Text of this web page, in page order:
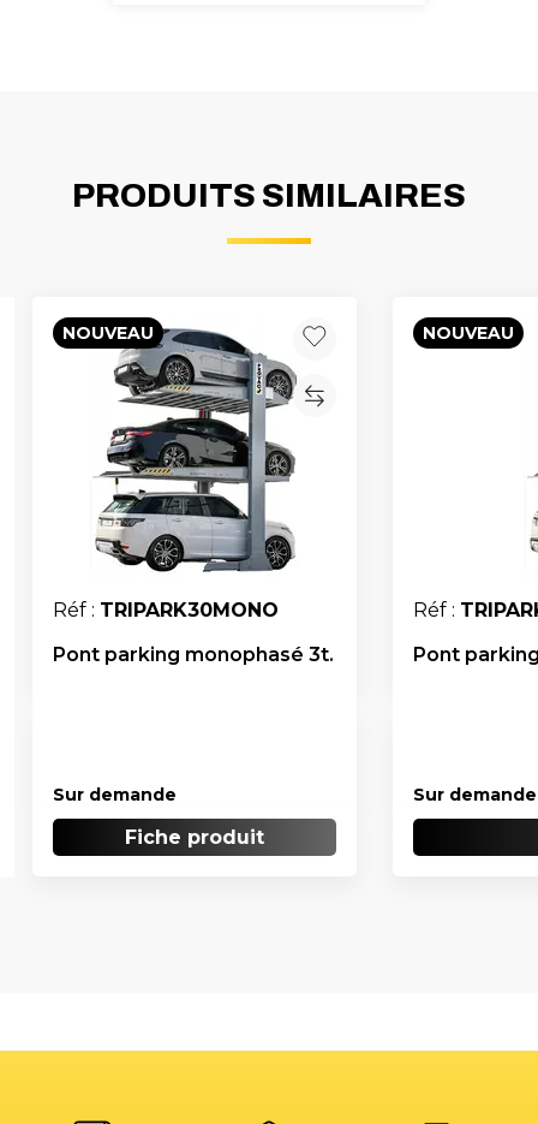
PRODUITS SIMILAIRES
NOUVEAU
Réf : TRIPARK30MONO
Pont parking monophasé 3t.
Sur demande
Fiche produit
NOUVEAU
Réf :
Pont
Sur demande